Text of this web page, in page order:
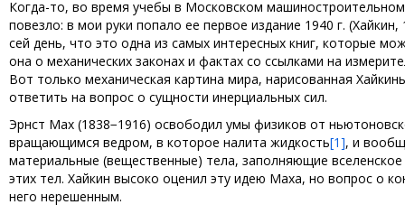
Когда-то, во время учебы в Московском машиностроительном
повезло: в мои руки попало ее первое издание 1940 г.
сей день, что это одна из самых интересных книг, которые
она о механических законах и фактах со ссылками на
Вот только механическая картина мира, нарисованная
ответить на вопрос о сущности инерциальных сил.
Эрнст Мах (1838−1916) освободил умы физиков от
вращающимся ведром, в которое налита жидкость[1], и
материальные (вещественные) тела, заполняющие
этих тел. Хайкин высоко оценил эту идею Маха, но вопрос о
него нерешенным.